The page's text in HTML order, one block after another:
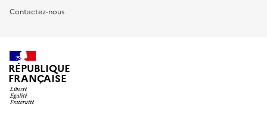
Contactez-nous
RÉPUBLIQUE
FRANÇAISE